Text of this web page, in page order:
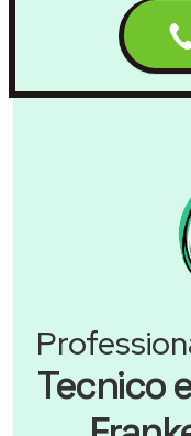
Tecnico